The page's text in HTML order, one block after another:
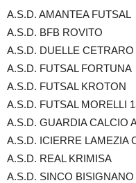
A.S.D. AMANTEA FUTSAL
A.S.D. BFB ROVITO
A.S.D. DUELLE CETRARO
A.S.D. FUTSAL FORTUNA
A.S.D. FUTSAL KROTON
A.S.D. FUTSAL MORELLI
A.S.D. GUARDIA CALCIO
A.S.D. ICIERRE LAMEZIA
A.S.D. REAL KRIMISA
A.S.D. SINCO BISIGNANO